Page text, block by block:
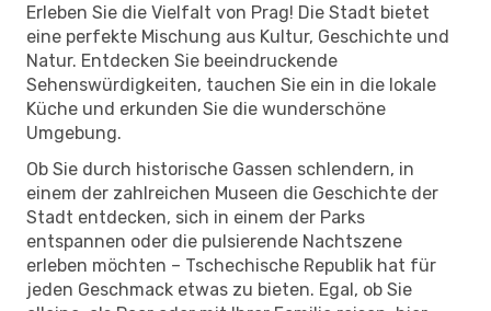
Erleben Sie die Vielfalt von Prag! Die Stadt bietet
eine perfekte Mischung aus Kultur, Geschichte und
Natur. Entdecken Sie beeindruckende
Sehenswürdigkeiten, tauchen Sie ein in die lokale
Küche und erkunden Sie die wunderschöne
Umgebung.
Ob Sie durch historische Gassen schlendern, in
einem der zahlreichen Museen die Geschichte der
Stadt entdecken, sich in einem der Parks
entspannen oder die pulsierende Nachtszene
erleben möchten – Tschechische Republik hat für
jeden Geschmack etwas zu bieten. Egal, ob Sie